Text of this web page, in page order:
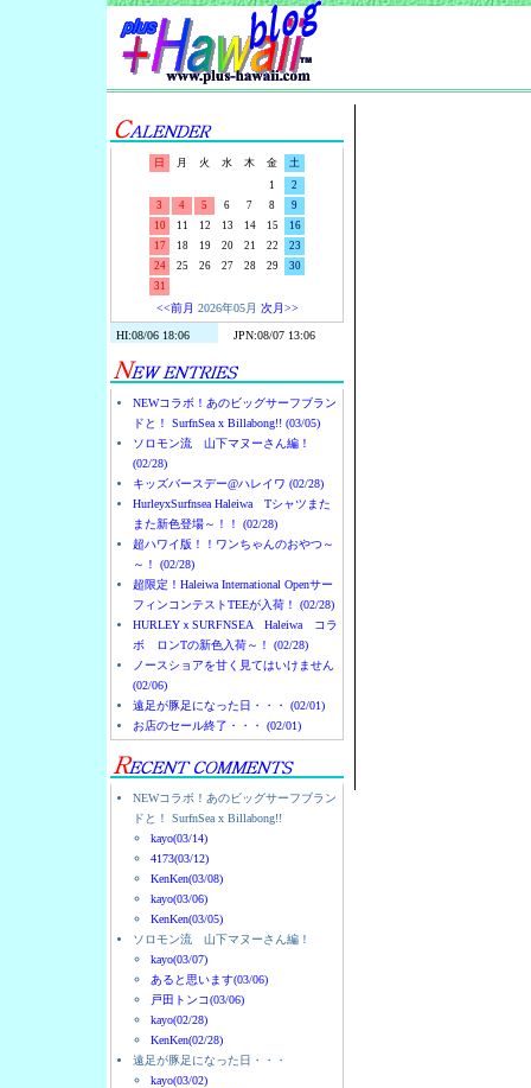
日 月 火 水 木 金
土
1
2
3
4 5 6 7 8
9
10
11 12 13 14 15
16
17
18 19 20 21 22
23
24
25 26 27 28 29
30
31
<<前月 2026年05月 次月>>
NEWコラボ！あのビッグサーフブラン
ドと！ SurfnSea x Billabong!! (03/05)
ソロモン流 山下マヌーさん編！
(02/28)
キッズバースデー@ハレイワ (02/28)
HurleyxSurfnsea Haleiwa Tシャツまた
また新色登場～！！ (02/28)
超ハワイ版！！ワンちゃんのおやつ～
～！ (02/28)
超限定！Haleiwa International Openサー
フィンコンテストTEEが入荷！ (02/28)
HURLEYｘSURFNSEA Haleiwa コラ
ボ ロンTの新色入荷～！ (02/28)
ノースショアを甘く見てはいけません
(02/06)
遠足が豚足になった日・・・ (02/01)
お店のセール終了・・・ (02/01)
NEWコラボ！あのビッグサーフブラン
ドと！ SurfnSea x Billabong!!
kayo(03/14)
4173(03/12)
KenKen(03/08)
kayo(03/06)
KenKen(03/05)
ソロモン流 山下マヌーさん編！
kayo(03/07)
あると思います(03/06)
戸田トンコ(03/06)
kayo(02/28)
KenKen(02/28)
遠足が豚足になった日・・・
kayo(03/02)